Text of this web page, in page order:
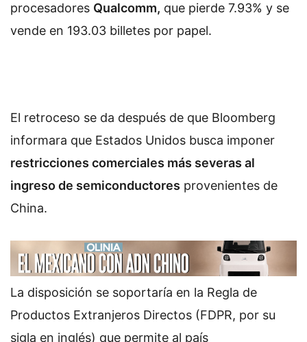
procesadores Qualcomm, que pierde 7.93% y se
vende en 193.03 billetes por papel.
El retroceso se da después de que Bloomberg
informara que Estados Unidos busca imponer
restricciones comerciales más severas al
ingreso de semiconductores provenientes de
China.
La disposición se soportaría en la Regla de
Productos Extranjeros Directos (FDPR, por su
sigla en inglés) que permite al país